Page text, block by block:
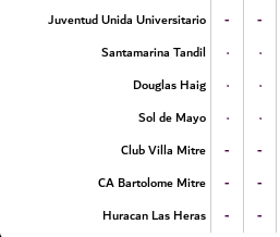
Juventud Unida Universitario
- -
Santamarina Tandil
۰ ۰
Douglas Haig
۰ ۰
Sol de Mayo
۰ ۰
Club Villa Mitre
- -
CA Bartolome Mitre
- -
Huracan Las Heras
- -